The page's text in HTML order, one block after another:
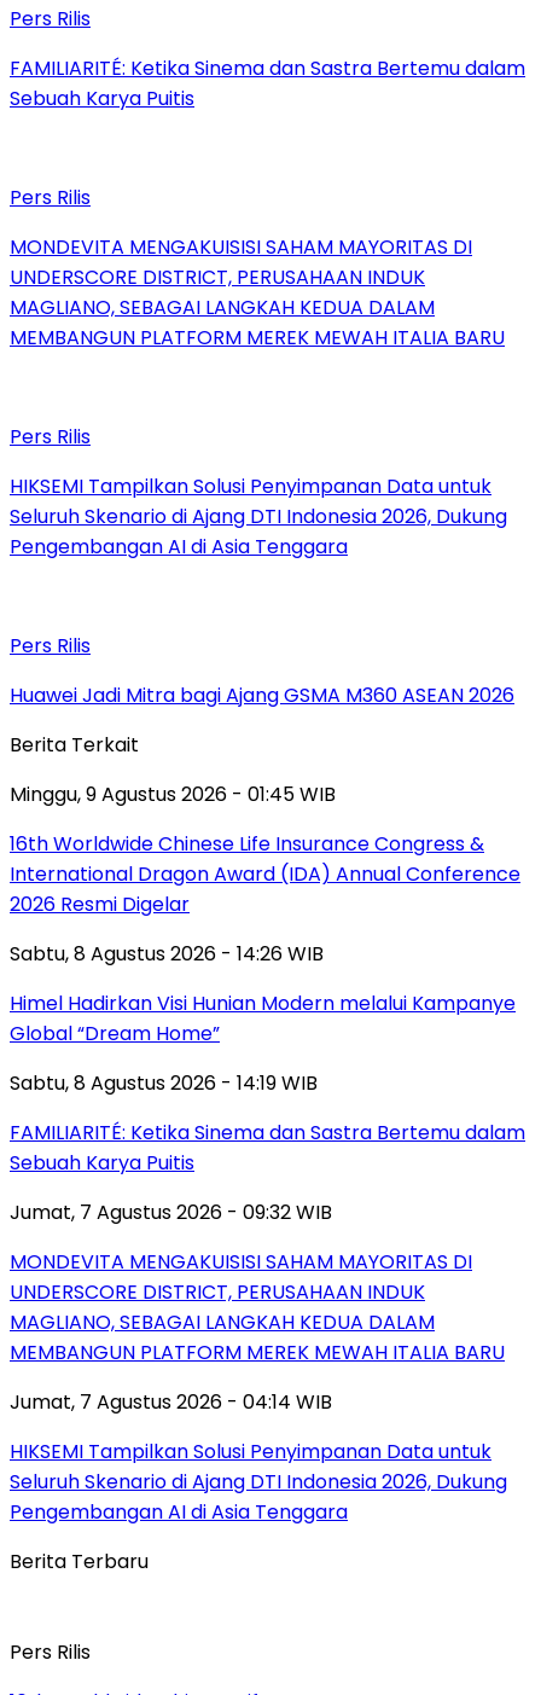
Pers Rilis
FAMILIARITÉ: Ketika Sinema dan Sastra Bertemu dalam
Sebuah Karya Puitis
Pers Rilis
MONDEVITA MENGAKUISISI SAHAM MAYORITAS DI
UNDERSCORE DISTRICT, PERUSAHAAN INDUK
MAGLIANO, SEBAGAI LANGKAH KEDUA DALAM
MEMBANGUN PLATFORM MEREK MEWAH ITALIA BARU
Pers Rilis
HIKSEMI Tampilkan Solusi Penyimpanan Data untuk
Seluruh Skenario di Ajang DTI Indonesia 2026, Dukung
Pengembangan AI di Asia Tenggara
Pers Rilis
Huawei Jadi Mitra bagi Ajang GSMA M360 ASEAN 2026
Berita Terkait
Minggu, 9 Agustus 2026 - 01:45 WIB
16th Worldwide Chinese Life Insurance Congress &
International Dragon Award (IDA) Annual Conference
2026 Resmi Digelar
Sabtu, 8 Agustus 2026 - 14:26 WIB
Himel Hadirkan Visi Hunian Modern melalui Kampanye
Global “Dream Home”
Sabtu, 8 Agustus 2026 - 14:19 WIB
FAMILIARITÉ: Ketika Sinema dan Sastra Bertemu dalam
Sebuah Karya Puitis
Jumat, 7 Agustus 2026 - 09:32 WIB
MONDEVITA MENGAKUISISI SAHAM MAYORITAS DI
UNDERSCORE DISTRICT, PERUSAHAAN INDUK
MAGLIANO, SEBAGAI LANGKAH KEDUA DALAM
MEMBANGUN PLATFORM MEREK MEWAH ITALIA BARU
Jumat, 7 Agustus 2026 - 04:14 WIB
HIKSEMI Tampilkan Solusi Penyimpanan Data untuk
Seluruh Skenario di Ajang DTI Indonesia 2026, Dukung
Pengembangan AI di Asia Tenggara
Berita Terbaru
Pers Rilis